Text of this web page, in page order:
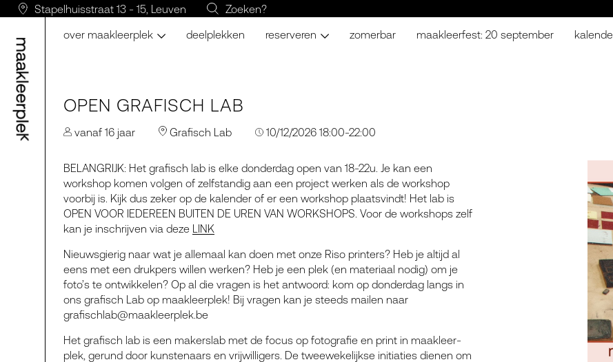
Stapelhuisstraat 13 - 15, Leuven Zoeken?
over maakleerplek deelplekken reserveren zomerbar maakleerfest: 20 september
OPEN GRAFISCH LAB
vanaf 16 jaar Grafisch Lab 10/12/2026 18:00-22:00
BELANGRIJK: Het grafisch lab is elke donderdag open van 18-22u. Je kan een
workshop komen volgen of zelfstandig aan een project werken als de workshop
voorbij is. Kijk dus zeker op de kalender of er een workshop plaatsvindt! Het lab is
OPEN VOOR IEDEREEN BUITEN DE UREN VAN WORKSHOPS. Voor de workshops zelf
kan je inschrijven via deze LINK
Nieuwsgierig naar wat je allemaal kan doen met onze Riso printers? Heb je altijd al
eens met een drukpers willen werken? Heb je een plek (en materiaal nodig) om je
foto’s te ontwikkelen? Op al die vragen is het antwoord: kom op donderdag langs in
ons grafisch Lab op maakleerplek! Bij vragen kan je steeds mailen naar
grafischlab@maakleerplek.be
Het gra­fisch lab is een makerslab met de focus op foto­gra­fie en print in maak­leer­
plek, gerund door kun­ste­naars en vrij­wil­li­gers. De twee­we­ke­lijk­se ini­ti­a­ties die­nen om